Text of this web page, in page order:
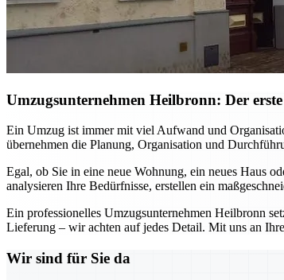
Umzugsunternehmen Heilbronn: Der
Ein Umzug ist immer mit viel Aufwand und
übernehmen die Planung, Organisation und
Egal, ob Sie in eine neue Wohnung, ein neues Haus
analysieren Ihre Bedürfnisse, erstellen ein
Ein professionelles Umzugsunternehmen Heilbronn
Lieferung – wir achten auf jedes Detail. Mit uns an
Wir sind für Sie da